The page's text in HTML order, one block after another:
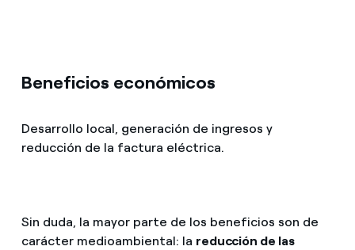
Beneficios económicos
Desarrollo local, generación de ingresos y
reducción de la factura eléctrica.
Sin duda, la mayor parte de los beneficios son de
carácter medioambiental: la reducción de las